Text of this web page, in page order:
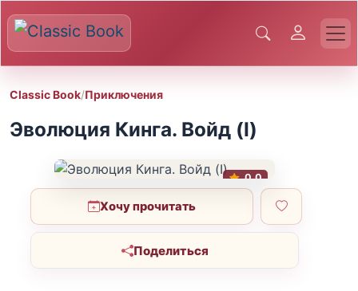
Classic Book/Приключения
Эволюция Кинга. Войд (I)
0.0
Хочу прочитать
Поделиться